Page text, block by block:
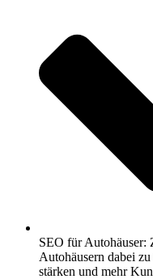
SEO für Autohäuser:
Autohäusern dabei
stärken und mehr